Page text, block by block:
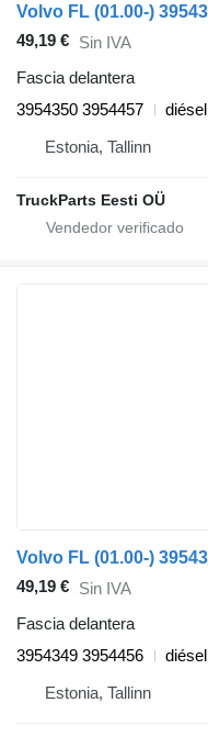
49,19 € Sin IVA
Fascia delantera
3954350 3954457
diésel
Estonia, Tallinn
TruckParts Eesti OÜ
49,19 € Sin IVA
Fascia delantera
3954349 3954456
diésel
Estonia, Tallinn